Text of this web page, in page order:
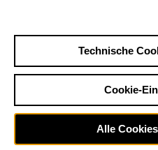
Technische
Cookie-
Alle